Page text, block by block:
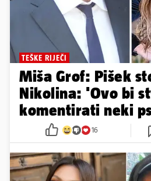
TEŠKE RIJEČI
Miša Grof: Pišek
Nikolina: 'Ovo bi
komentirati neki
16